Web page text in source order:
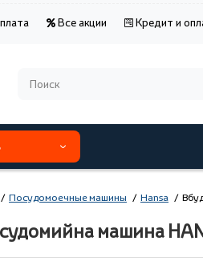
Все акции Кредит и
Посудомоечные машины Hansa
машина